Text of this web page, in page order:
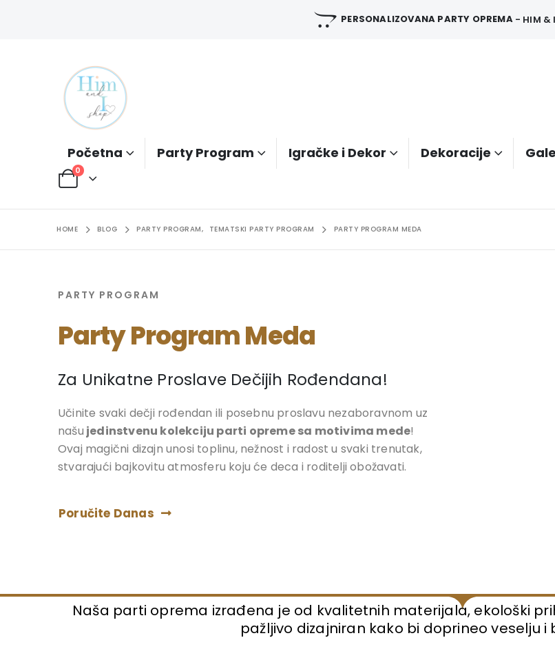
PERSONALIZOVANA PARTY OPREMA - HIM &
Početna Party Program Igračke i Dekor Dekoracije
0
HOME BLOG PARTY PROGRAM, TEMATSKI PARTY PROGRAM PARTY PROGRAM MEDA
PARTY PROGRAM
Party Program Meda
Za Unikatne Proslave Dečijih Rođendana!
Učinite svaki dečji rođendan ili posebnu proslavu nezaboravnom uz
našu jedinstvenu kolekciju parti opreme sa motivima mede!
Ovaj magični dizajn unosi toplinu, nežnost i radost u svaki trenutak,
stvarajući bajkovitu atmosferu koju će deca i roditelji obožavati.
Poručite Danas
Naša parti oprema izrađena je od kvalitetnih materijala, ekološki
pažljivo dizajniran kako bi doprineo veselju i